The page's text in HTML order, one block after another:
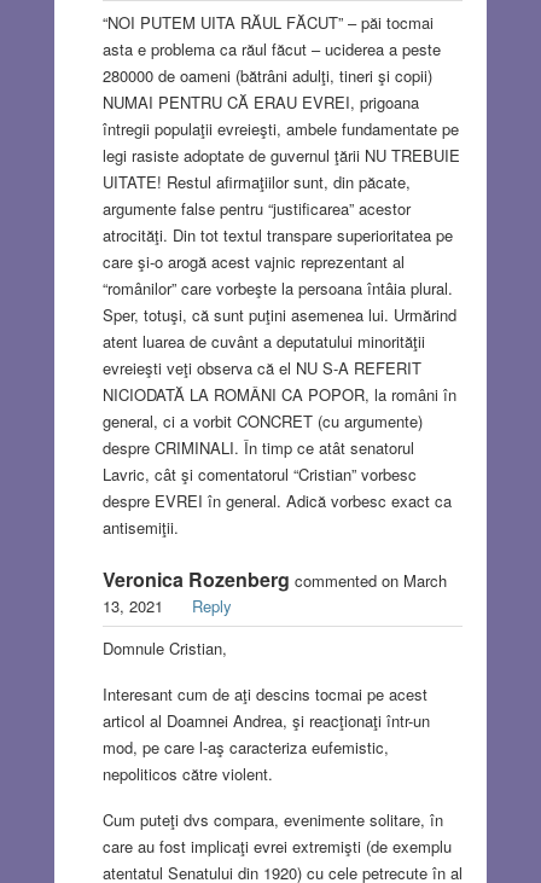
“NOI PUTEM UITA RĂUL FĂCUT” – păi tocmai
asta e problema ca răul făcut – uciderea a peste
280000 de oameni (bătrâni adulţi, tineri şi copii)
NUMAI PENTRU CĂ ERAU EVREI, prigoana
întregii populaţii evreieşti, ambele fundamentate pe
legi rasiste adoptate de guvernul ţării NU TREBUIE
UITATE! Restul afirmaţiilor sunt, din păcate,
argumente false pentru “justificarea” acestor
atrocităţi. Din tot textul transpare superioritatea pe
care şi-o arogă acest vajnic reprezentant al
“românilor” care vorbeşte la persoana întâia plural.
Sper, totuşi, că sunt puţini asemenea lui. Urmărind
atent luarea de cuvânt a deputatului minorităţii
evreieşti veţi observa că el NU S-A REFERIT
NICIODATĂ LA ROMÂNI CA POPOR, la români în
general, ci a vorbit CONCRET (cu argumente)
despre CRIMINALI. În timp ce atât senatorul
Lavric, cât şi comentatorul “Cristian” vorbesc
despre EVREI în general. Adică vorbesc exact ca
antisemiţii.
Veronica Rozenberg commented on March
13, 2021
Reply
Domnule Cristian,
Interesant cum de aţi descins tocmai pe acest
articol al Doamnei Andrea, şi reacţionaţi într-un
mod, pe care l-aş caracteriza eufemistic,
nepoliticos către violent.
Cum puteţi dvs compara, evenimente solitare, în
care au fost implicaţi evrei extremişti (de exemplu
atentatul Senatului din 1920) cu cele petrecute în al